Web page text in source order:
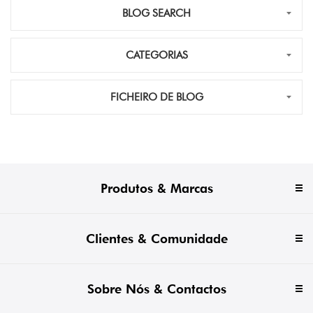
BLOG SEARCH
CATEGORIAS
FICHEIRO DE BLOG
Produtos & Marcas
Clientes & Comunidade
Sobre Nós & Contactos